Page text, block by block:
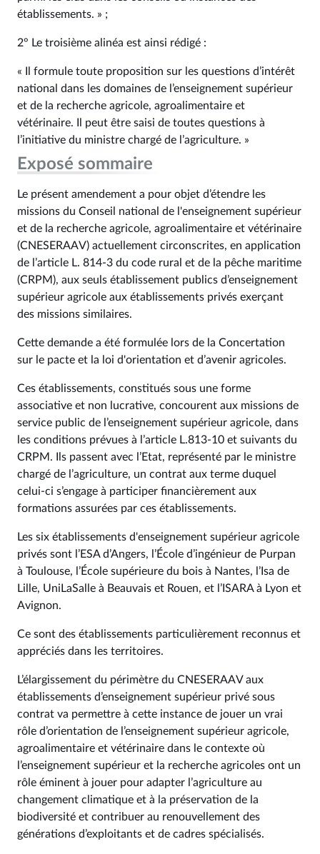
établissements. » ;
2° Le troisième alinéa est ainsi rédigé :
« Il formule toute proposition sur les questions d’intérêt
national dans les domaines de l’enseignement supérieur
et de la recherche agricole, agroalimentaire et
vétérinaire. Il peut être saisi de toutes questions à
l’initiative du ministre chargé de l’agriculture. »
Exposé sommaire
Le présent amendement a pour objet d’étendre les
missions du Conseil national de l'enseignement supérieur
et de la recherche agricole, agroalimentaire et vétérinaire
(CNESERAAV) actuellement circonscrites, en application
de l’article L. 814-3 du code rural et de la pêche maritime
(CRPM), aux seuls établissement publics d’enseignement
supérieur agricole aux établissements privés exerçant
des missions similaires.
Cette demande a été formulée lors de la Concertation
sur le pacte et la loi d'orientation et d’avenir agricoles.
Ces établissements, constitués sous une forme
associative et non lucrative, concourent aux missions de
service public de l’enseignement supérieur agricole, dans
les conditions prévues à l’article L.813-10 et suivants du
CRPM. Ils passent avec l’Etat, représenté par le ministre
chargé de l’agriculture, un contrat aux terme duquel
celui-ci s’engage à participer financièrement aux
formations assurées par ces établissements.
Les six établissements d'enseignement supérieur agricole
privés sont l’ESA d’Angers, l’École d’ingénieur de Purpan
à Toulouse, l’École supérieure du bois à Nantes, l’Isa de
Lille, UniLaSalle à Beauvais et Rouen, et l’ISARA à Lyon et
Avignon.
Ce sont des établissements particulièrement reconnus et
appréciés dans les territoires.
L’élargissement du périmètre du CNESERAAV aux
établissements d’enseignement supérieur privé sous
contrat va permettre à cette instance de jouer un vrai
rôle d’orientation de l’enseignement supérieur agricole,
agroalimentaire et vétérinaire dans le contexte où
l’enseignement supérieur et la recherche agricoles ont un
rôle éminent à jouer pour adapter l’agriculture au
changement climatique et à la préservation de la
biodiversité et contribuer au renouvellement des
générations d’exploitants et de cadres spécialisés.